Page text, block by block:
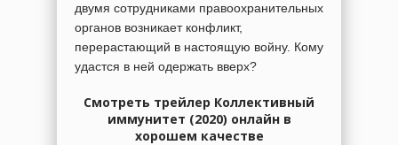
двумя сотрудниками правоохранительных
органов возникает конфликт,
перерастающий в настоящую войну. Кому
удастся в ней одержать вверх?
Смотреть трейлер Коллективный
иммунитет (2020) онлайн в
хорошем качестве